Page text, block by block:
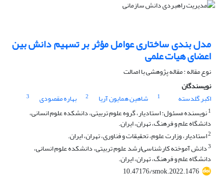
مدل بندی ساختاری عوامل مؤثر بر تسهیم دانش بین
اعضای هیات علمی
نوع مقاله : مقاله پژوهشی با اصالت
نویسندگان
اکبر گلدسته
1 شاهین همایون آریا 2 بهاره مقصودی
3
1نویسنده مسئول: استادیار، گروه علوم تربیتی، دانشکده علوم انسانی،
دانشگاه علم و فرهنگ، تهران، ایران.
2استادیار، وزارت علوم، تحقیقات و فناوری، تهران، ایران.
3دانش آموخته کارشناسی‌ارشد علوم تربیتی، دانشکده علوم انسانی،
دانشگاه علم و فرهنگ، تهران، ایران.
10.47176/smok.2022.1476